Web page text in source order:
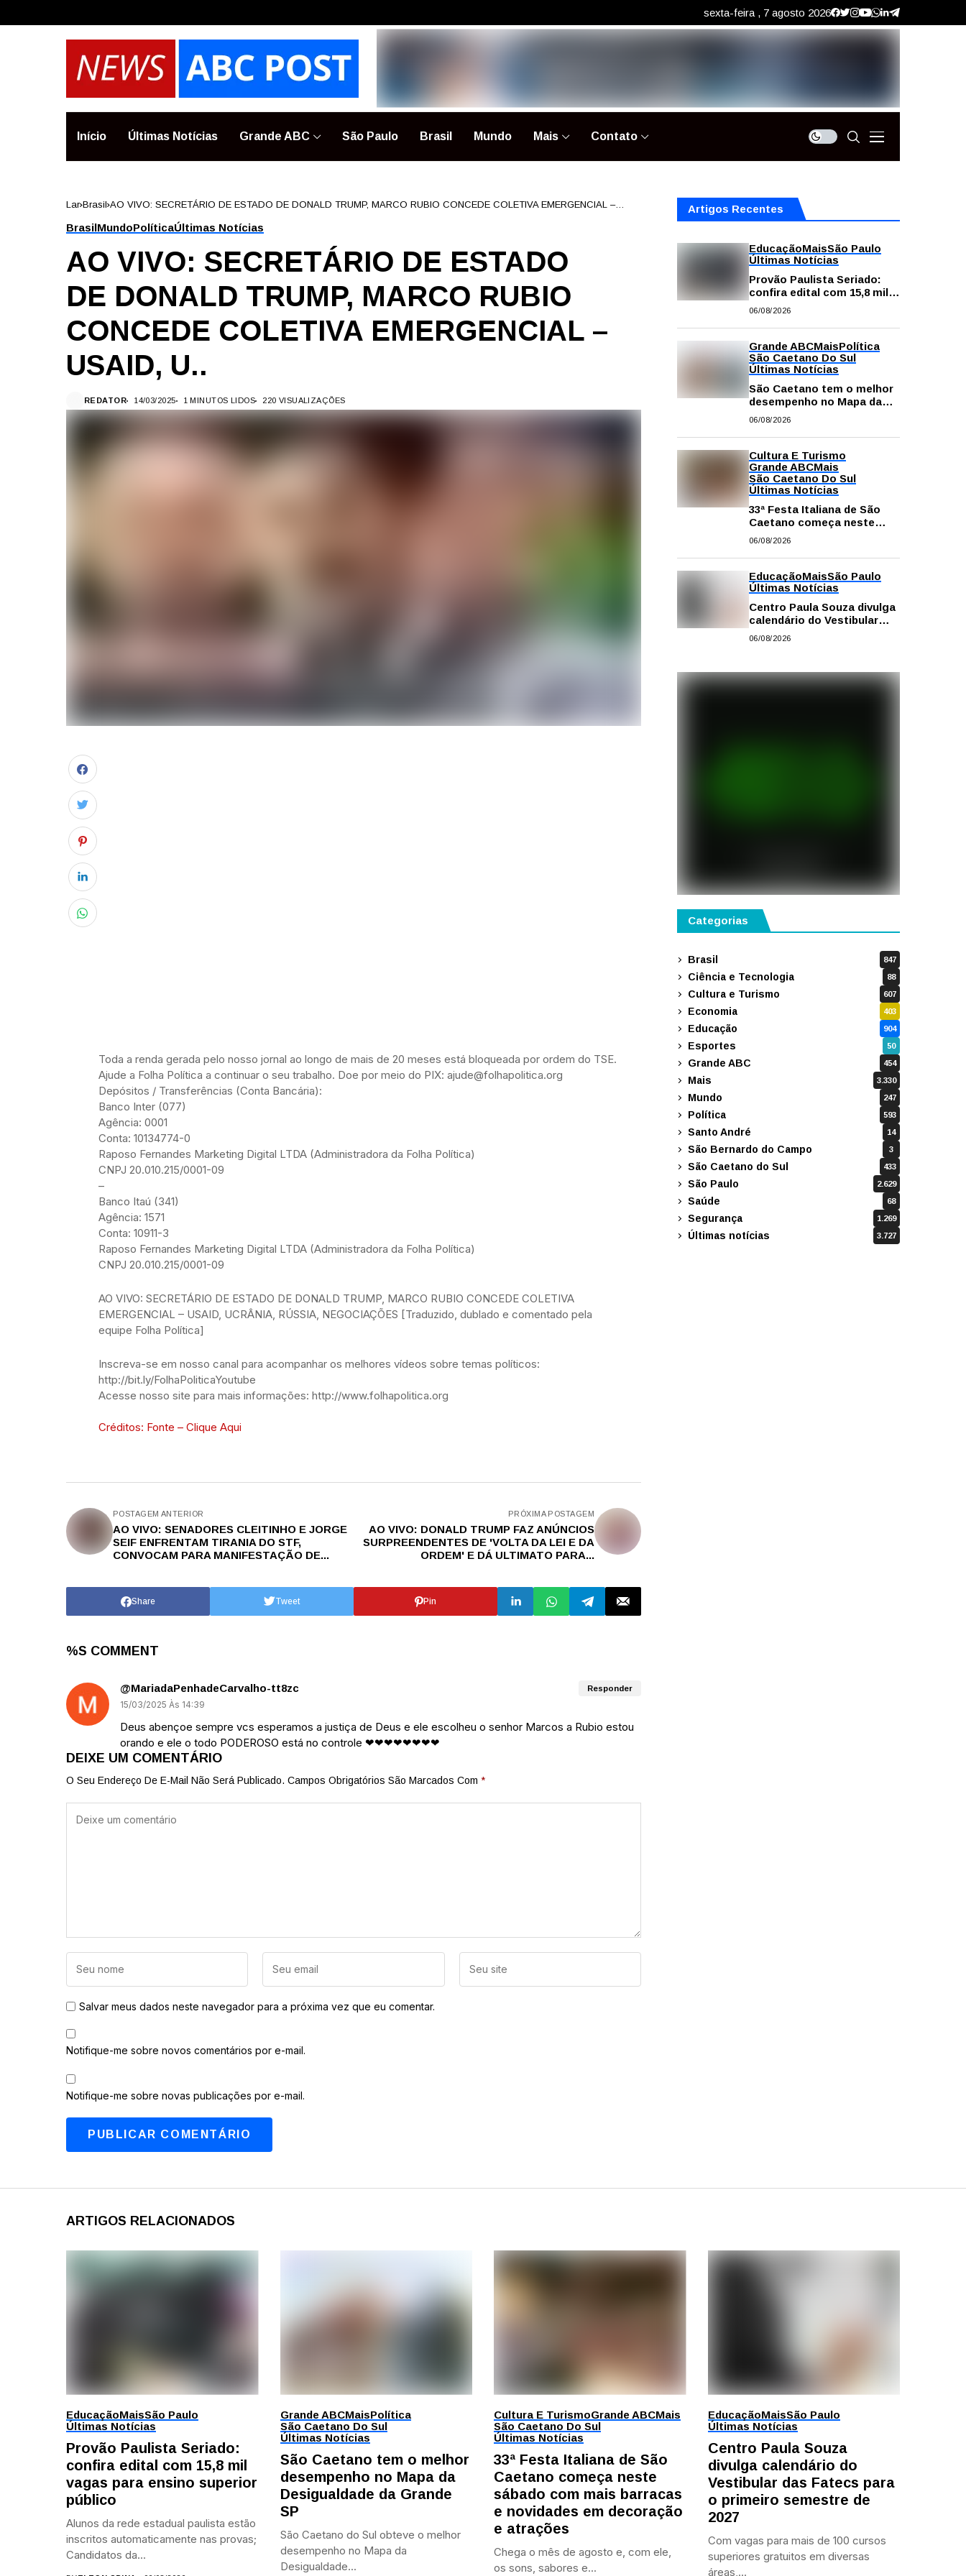
sexta-feira , 7 agosto 2026
Início Últimas Notícias Grande ABC São Paulo Brasil Mundo Mais Contato
Lar Brasil AO VIVO: SECRETÁRIO DE ESTADO DE DONALD TRUMP, MARCO RUBIO CONCEDE COLETIVA EMERGENCIAL –
BrasilMundoPolíticaÚltimas Notícias
AO VIVO: SECRETÁRIO DE ESTADO
DE DONALD TRUMP, MARCO RUBIO
CONCEDE COLETIVA EMERGENCIAL –
USAID, U..
REDATOR 14/03/2025 1 MINUTOS LIDOS 220 VISUALIZAÇÕES
Toda a renda gerada pelo nosso jornal ao longo de mais de 20 meses está bloqueada por ordem do TSE.
Ajude a Folha Política a continuar o seu trabalho. Doe por meio do PIX: ajude@folhapolitica.org
Depósitos / Transferências (Conta Bancária):
Banco Inter (077)
Agência: 0001
Conta: 10134774-0
Raposo Fernandes Marketing Digital LTDA (Administradora da Folha Política)
CNPJ 20.010.215/0001-09
–
Banco Itaú (341)
Agência: 1571
Conta: 10911-3
Raposo Fernandes Marketing Digital LTDA (Administradora da Folha Política)
CNPJ 20.010.215/0001-09
AO VIVO: SECRETÁRIO DE ESTADO DE DONALD TRUMP, MARCO RUBIO CONCEDE COLETIVA
EMERGENCIAL – USAID, UCRÂNIA, RÚSSIA, NEGOCIAÇÕES [Traduzido, dublado e comentado pela
equipe Folha Política]
Inscreva-se em nosso canal para acompanhar os melhores vídeos sobre temas políticos:
http://bit.ly/FolhaPoliticaYoutube
Acesse nosso site para mais informações: http://www.folhapolitica.org
Créditos: Fonte – Clique Aqui
POSTAGEM ANTERIOR
AO VIVO: SENADORES CLEITINHO E JORGE
SEIF ENFRENTAM TIRANIA DO STF,
CONVOCAM PARA MANIFESTAÇÃO DE...
PRÓXIMA POSTAGEM
AO VIVO: DONALD TRUMP FAZ ANÚNCIOS
SURPREENDENTES DE 'VOLTA DA LEI E DA
ORDEM' E DÁ ULTIMATO PARA...
Share Tweet Pin
%S COMMENT
@MariadaPenhadeCarvalho-tt8zc
15/03/2025 Às 14:39
Deus abençoe sempre vcs esperamos a justiça de Deus e ele escolheu o senhor Marcos a Rubio estou
orando e ele o todo PODEROSO está no controle ❤❤❤❤❤❤❤❤
Responder
DEIXE UM COMENTÁRIO
O Seu Endereço De E-Mail Não Será Publicado. Campos Obrigatórios São Marcados Com *
Salvar meus dados neste navegador para a próxima vez que eu comentar.
Notifique-me sobre novos comentários por e-mail.
Notifique-me sobre novas publicações por e-mail.
Artigos Recentes
EducaçãoMaisSão Paulo
Últimas Notícias
Provão Paulista Seriado:
confira edital com 15,8 mil
vagas para ensino superior
06/08/2026
Grande ABCMaisPolítica
São Caetano Do Sul
Últimas Notícias
São Caetano tem o melhor
desempenho no Mapa da
Desigualdade da Grande SP
06/08/2026
Cultura E Turismo
Grande ABCMais
São Caetano Do Sul
Últimas Notícias
33ª Festa Italiana de São
Caetano começa neste
sábado com mais barracas
e atrações
06/08/2026
EducaçãoMaisSão Paulo
Últimas Notícias
Centro Paula Souza divulga
calendário do Vestibular
das Fatecs para o primeiro
06/08/2026
Categorias
Brasil 847
Ciência e Tecnologia 88
Cultura e Turismo 607
Economia 403
Educação 904
Esportes 50
Grande ABC 454
Mais 3.330
Mundo 247
Política 593
Santo André 14
São Bernardo do Campo 3
São Caetano do Sul 433
São Paulo 2.629
Saúde 68
Segurança 1.269
Últimas notícias 3.727
ARTIGOS RELACIONADOS
EducaçãoMaisSão Paulo
Últimas Notícias
Provão Paulista Seriado:
confira edital com 15,8 mil
vagas para ensino superior
público
Alunos da rede estadual paulista estão
inscritos automaticamente nas provas;
Candidatos da...
Grande ABCMaisPolítica
São Caetano Do Sul
Últimas Notícias
São Caetano tem o melhor
desempenho no Mapa da
Desigualdade da Grande
SP
São Caetano do Sul obteve o melhor
desempenho no Mapa da
Desigualdade...
Cultura E TurismoGrande ABCMais
São Caetano Do Sul
Últimas Notícias
33ª Festa Italiana de São
Caetano começa neste
sábado com mais barracas
e novidades em decoração
e atrações
Chega o mês de agosto e, com ele,
os sons, sabores e...
EducaçãoMaisSão Paulo
Últimas Notícias
Centro Paula Souza
divulga calendário do
Vestibular das Fatecs para
o primeiro semestre de
2027
Com vagas para mais de 100 cursos
superiores gratuitos em diversas
áreas,...